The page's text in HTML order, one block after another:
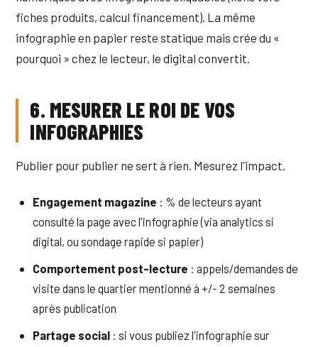
fiches produits, calcul financement). La même
infographie en papier reste statique mais crée du «
pourquoi » chez le lecteur, le digital convertit.
6. MESURER LE ROI DE VOS
INFOGRAPHIES
Publier pour publier ne sert à rien. Mesurez l'impact.
Engagement magazine : % de lecteurs ayant
consulté la page avec l'infographie (via analytics si
digital, ou sondage rapide si papier)
Comportement post-lecture : appels/demandes de
visite dans le quartier mentionné à +/- 2 semaines
après publication
Partage social : si vous publiez l'infographie sur